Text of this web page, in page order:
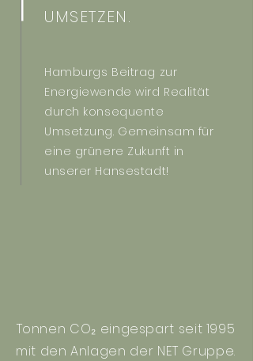
UMSETZEN.
Hamburgs Beitrag zur
Energiewende wird Realität
durch konsequente
Umsetzung. Gemeinsam für
eine grünere Zukunft in
unserer Hansestadt!
Tonnen CO₂ eingespart seit 1995
mit den Anlagen der NET Gruppe.